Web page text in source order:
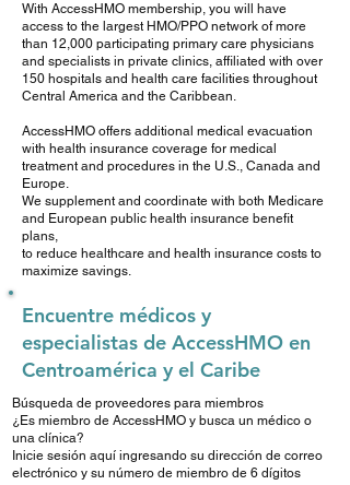
With AccessHMO membership, you will have
access to the largest HMO/PPO network of more
than 12,000 participating primary care physicians
and specialists in private clinics, affiliated with over
150 hospitals and health care facilities throughout
Central America and the Caribbean.
AccessHMO offers additional medical evacuation
with health insurance coverage for medical
treatment and procedures in the U.S., Canada and
Europe.
We supplement and coordinate with both Medicare
and European public health insurance benefit
plans,
to reduce healthcare and health insurance costs to
maximize savings.
Encuentre médicos y
especialistas de AccessHMO en
Centroamérica y el Caribe
Búsqueda de proveedores para miembros
¿Es miembro de AccessHMO y busca un médico o
una clínica?
Inicie sesión aquí ingresando su dirección de correo
electrónico y su número de miembro de 6 dígitos